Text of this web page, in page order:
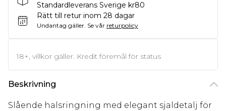
Standardleverans Sverige kr80
Rätt till retur inom 28 dagar
Undantag gäller. Se vår returpolicy
18+, villkor gäller. Kredit föremål för status
Beskrivning
Slående halsringning med elegant sjaldetalj för